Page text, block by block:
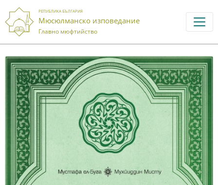
РЕПУБЛИКА БЪЛГАРИЯ
Мюсюлманско изповедание
Главно мюфтийство